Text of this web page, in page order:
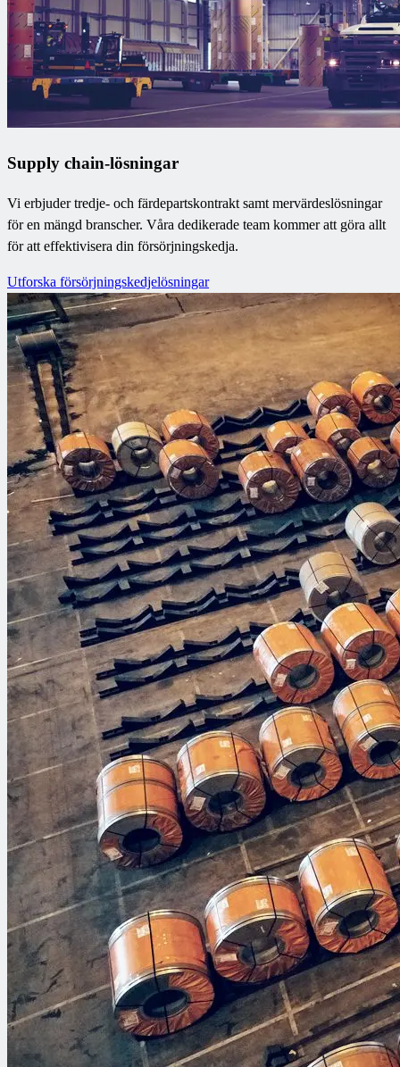
Supply chain-lösningar
Vi erbjuder tredje- och färdepartskontrakt samt mervärdeslösningar
för en mängd branscher. Våra dedikerade team kommer att göra allt
för att effektivisera din försörjningskedja.
Utforska försörjningskedjelösningar